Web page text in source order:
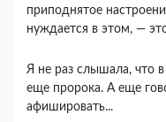
приподнятое
нуждается в этом, —
Я не раз слышала, что
еще пророка. А еще
афишировать...